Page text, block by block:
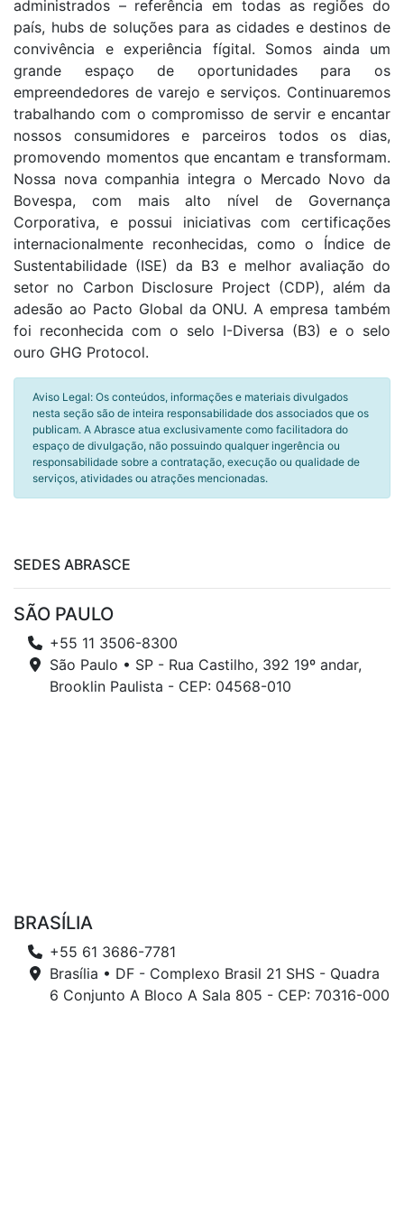
administrados – referência em todas as regiões do
país, hubs de soluções para as cidades e destinos de
convivência e experiência fígital. Somos ainda um
grande espaço de oportunidades para os
empreendedores de varejo e serviços. Continuaremos
trabalhando com o compromisso de servir e encantar
nossos consumidores e parceiros todos os dias,
promovendo momentos que encantam e transformam.
Nossa nova companhia integra o Mercado Novo da
Bovespa, com mais alto nível de Governança
Corporativa, e possui iniciativas com certificações
internacionalmente reconhecidas, como o Índice de
Sustentabilidade (ISE) da B3 e melhor avaliação do
setor no Carbon Disclosure Project (CDP), além da
adesão ao Pacto Global da ONU. A empresa também
foi reconhecida com o selo I-Diversa (B3) e o selo
ouro GHG Protocol.
Aviso Legal: Os conteúdos, informações e materiais divulgados
nesta seção são de inteira responsabilidade dos associados que os
publicam. A Abrasce atua exclusivamente como facilitadora do
espaço de divulgação, não possuindo qualquer ingerência ou
responsabilidade sobre a contratação, execução ou qualidade de
serviços, atividades ou atrações mencionadas.
SEDES ABRASCE
SÃO PAULO
+55 11 3506-8300
São Paulo • SP - Rua Castilho, 392 19º andar,
Brooklin Paulista - CEP: 04568-010
BRASÍLIA
+55 61 3686-7781
Brasília • DF - Complexo Brasil 21 SHS - Quadra
6 Conjunto A Bloco A Sala 805 - CEP: 70316-000